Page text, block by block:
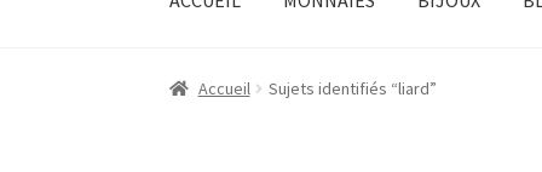
Accueil Sujets identifiés “liard”